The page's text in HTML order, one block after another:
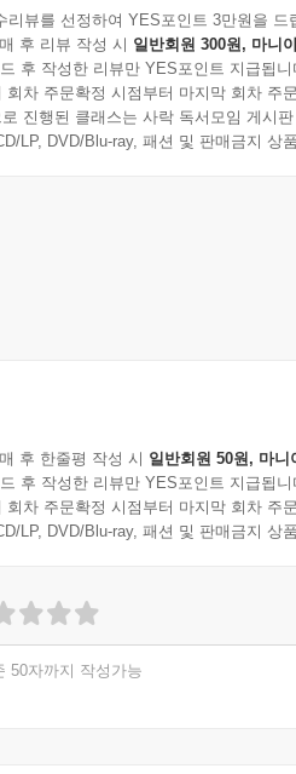
리뷰를 선정하여 YES포인트 3만원을 드
후 리뷰 작성 시 일반회원 300원, 마니
후 작성한 리뷰만 YES포인트 지급됩니
회차 주문확정 시점부터 마지막 회차 주
진행된 클래스는 사락 독서모임 게시
LP, DVD/Blu-ray, 패션 및 판매금지 상
후 한줄평 작성 시 일반회원 50원, 마니
후 작성한 리뷰만 YES포인트 지급됩니
회차 주문확정 시점부터 마지막 회차 주
LP, DVD/Blu-ray, 패션 및 판매금지 상
50자까지 작성가능